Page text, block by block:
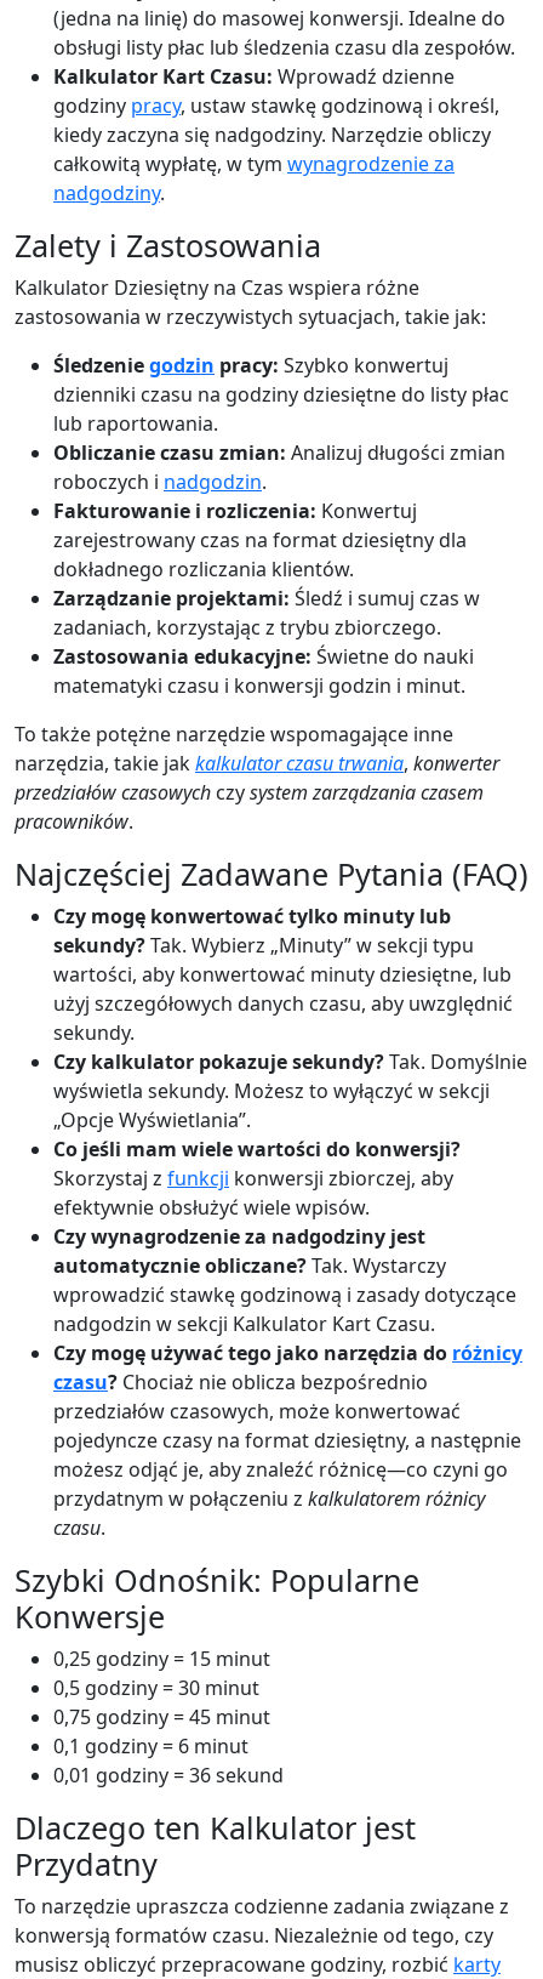
(jedna na linię) do masowej konwersji. Idealne do
obsługi listy płac lub śledzenia czasu dla zespołów.
Kalkulator Kart Czasu: Wprowadź dzienne
godziny pracy, ustaw stawkę godzinową i określ,
kiedy zaczyna się nadgodziny. Narzędzie obliczy
całkowitą wypłatę, w tym wynagrodzenie za
nadgodziny.
Zalety i Zastosowania
Kalkulator Dziesiętny na Czas wspiera różne
zastosowania w rzeczywistych sytuacjach, takie jak:
Śledzeniegodzin pracy: Szybko konwertuj
dzienniki czasu na godziny dziesiętne do listy płac
lub raportowania.
Obliczanie czasu zmian: Analizuj długości zmian
roboczych i nadgodzin.
Fakturowanie i rozliczenia: Konwertuj
zarejestrowany czas na format dziesiętny dla
dokładnego rozliczania klientów.
Zarządzanie projektami: Śledź i sumuj czas w
zadaniach, korzystając z trybu zbiorczego.
Zastosowania edukacyjne: Świetne do nauki
matematyki czasu i konwersji godzin i minut.
To także potężne narzędzie wspomagające inne
narzędzia, takie jakkalkulator czasu trwania, konwerter
przedziałów czasowych czysystem zarządzania czasem
pracowników.
Najczęściej Zadawane Pytania (FAQ)
Czy mogę konwertować tylko minuty lub
sekundy?Tak. Wybierz „Minuty” w sekcji typu
wartości, aby konwertować minuty dziesiętne, lub
użyj szczegółowych danych czasu, aby uwzględnić
sekundy.
Czy kalkulator pokazuje sekundy?Tak. Domyślnie
wyświetla sekundy. Możesz to wyłączyć w sekcji
„Opcje Wyświetlania”.
Co jeśli mam wiele wartości do konwersji?
Skorzystaj z funkcji konwersji zbiorczej, aby
efektywnie obsłużyć wiele wpisów.
Czy wynagrodzenie za nadgodziny jest
automatycznie obliczane?Tak. Wystarczy
wprowadzić stawkę godzinową i zasady dotyczące
nadgodzin w sekcji Kalkulator Kart Czasu.
Czy mogę używać tego jako narzędzia do różnicy
czasu? Chociaż nie oblicza bezpośrednio
przedziałów czasowych, może konwertować
pojedyncze czasy na format dziesiętny, a następnie
możesz odjąć je, aby znaleźć różnicę—co czyni go
przydatnym w połączeniu z kalkulatorem różnicy
czasu.
Szybki Odnośnik: Popularne
Konwersje
0,25 godziny = 15 minut
0,5 godziny = 30 minut
0,75 godziny = 45 minut
0,1 godziny = 6 minut
0,01 godziny = 36 sekund
Dlaczego ten Kalkulator jest
Przydatny
To narzędzie upraszcza codzienne zadania związane z
konwersją formatów czasu. Niezależnie od tego, czy
musisz obliczyć przepracowane godziny, rozbić karty